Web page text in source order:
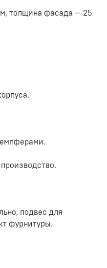
толщина фасада — 25
подвес для
фурнитуры.